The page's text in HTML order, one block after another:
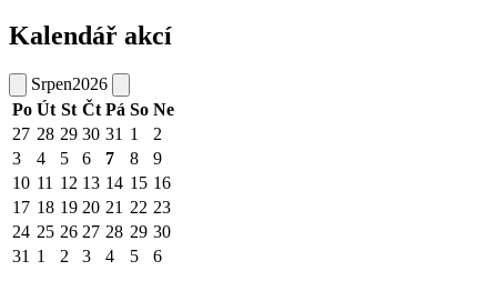
Kalendář akcí
Srpen2026
Po Út St Čt Pá So Ne
27 28 29 30 31 1
2
3
4 5 6 7 8
9
10 11 12 13 14 15 16
17 18 19 20 21 22 23
24 25 26 27 28 29 30
31 1 2 3 4 5 6